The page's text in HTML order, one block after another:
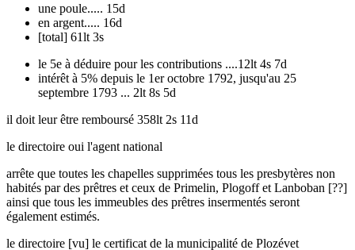
une poule..... 15d
en argent..... 16d
[total] 61lt 3s
le 5e à déduire pour les contributions ....12lt 4s 7d
intérêt à 5% depuis le 1er octobre 1792, jusqu'au 25
septembre 1793 ... 2lt 8s 5d
il doit leur être remboursé 358lt 2s 11d
le directoire oui l'agent national
arrête que toutes les chapelles supprimées tous les presbytères non
habités par des prêtres et ceux de Primelin, Plogoff et Lanboban [??]
ainsi que tous les immeubles des prêtres insermentés seront
également estimés.
le directoire [vu] le certificat de la municipalité de Plozévet